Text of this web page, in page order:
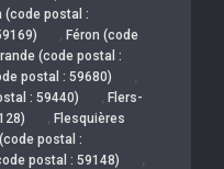
(code postal :
, Féron (code
(code postal :
postal : 59680) ,
: 59440) , Flers-
, Flesquières
postal :
postal : 59148) ,